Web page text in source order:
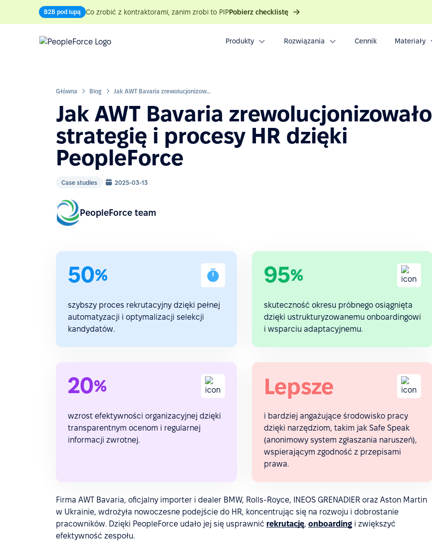
B2B pod lupą Co zrobić z kontraktorami, zanim zrobi to PIPPobierz checklistę
Produkty Rozwiązania Cennik Materiały
Główna Blog Jak AWT Bavaria zrewolucjonizowało strategię i procesy HR dzięki PeopleForce
Jak AWT Bavaria zrewolucjonizowało
strategię i procesy HR dzięki
PeopleForce
Case studies 2025-03-13
PeopleForce team
50%
szybszy proces rekrutacyjny dzięki pełnej
automatyzacji i optymalizacji selekcji
kandydatów.
95%
skuteczność okresu próbnego osiągnięta
dzięki ustrukturyzowanemu onboardingowi
i wsparciu adaptacyjnemu.
20%
wzrost efektywności organizacyjnej dzięki
transparentnym ocenom i regularnej
informacji zwrotnej.
Lepsze
i bardziej angażujące środowisko pracy
dzięki narzędziom, takim jak Safe Speak
(anonimowy system zgłaszania naruszeń),
wspierającym zgodność z przepisami
prawa.
Firma AWT Bavaria, oficjalny importer i dealer BMW, Rolls-Royce, INEOS GRENADIER oraz Aston Martin
w Ukrainie, wdrożyła nowoczesne podejście do HR, koncentrując się na rozwoju i dobrostanie
pracowników. Dzięki PeopleForce udało jej się usprawnić rekrutację, onboarding i zwiększyć
efektywność zespołu.